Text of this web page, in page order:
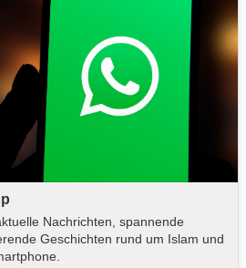
Nachrichten, spannende
Geschichten rund um Islam und